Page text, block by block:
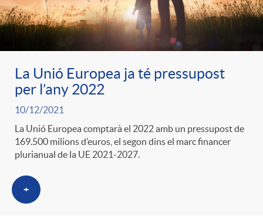
La Unió Europea ja té pressupost
per l’any 2022
10/12/2021
La Unió Europea comptarà el 2022 amb un pressupost de
169.500 milions d’euros, el segon dins el marc financer
plurianual de la UE 2021-2027.
+